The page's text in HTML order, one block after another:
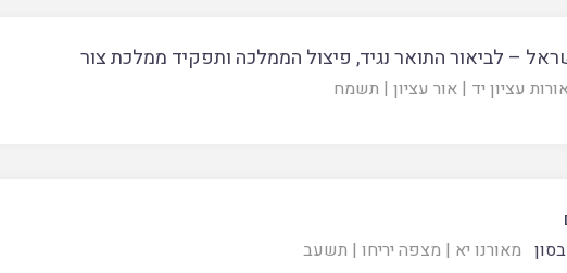
– לביאור התואר נגיד, פיצול הממלכה ותפקיד ממלכת צור
עציון יד |אור עציון | תשמח
מאורנו יא | מצפה יריחו | תשעב